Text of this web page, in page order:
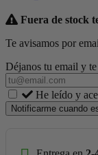
Fuera de stock
Te avisamos por
Déjanos tu email y
He leído y
Notificarme cuando